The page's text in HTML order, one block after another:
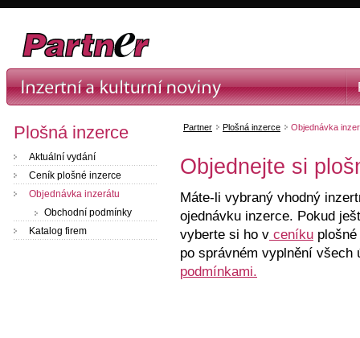
Plošná inzerce
Aktuální vydání
Ceník plošné inzerce
Objednávka inzerátu
Obchodní podmínky
Katalog firem
Partner Plošná inzerce Objednávka
Objednejte si
Máte-li vybraný vhodný
ojednávku inzerce. Pokud
vyberte si ho v ceníku
po správném vyplnění
podmínkami.